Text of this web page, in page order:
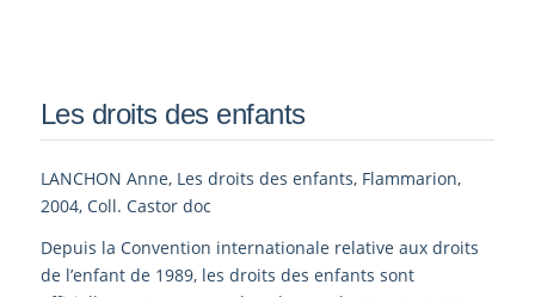
Les droits des enfants
LANCHON Anne, Les droits des enfants, Flammarion,
2004, Coll. Castor doc
Depuis la Convention internationale relative aux droits
de l’enfant de 1989, les droits des enfants sont